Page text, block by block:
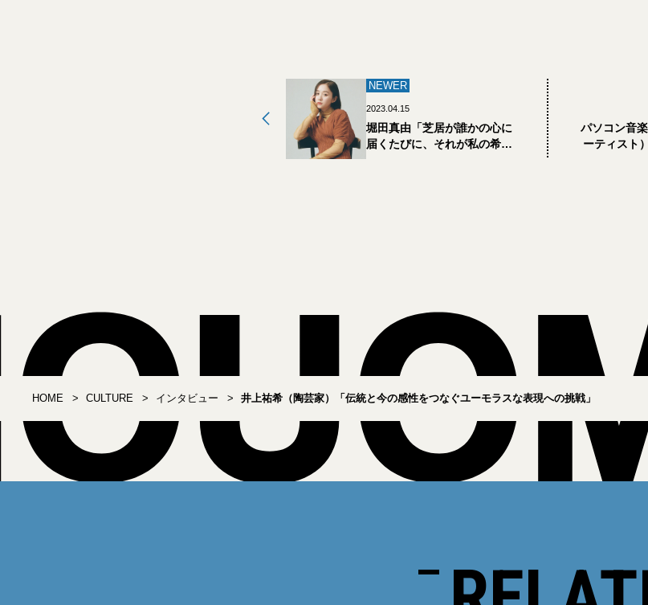
NEWER
2023.04.15
堀田真由「芝居が誰かの心に
届くたびに、それが私の希望
パソコン音
ーティスト
HOME CULTURE インタビュー 井上祐希（陶芸家）「伝統と今の感性をつなぐユーモラスな表現への挑戦」